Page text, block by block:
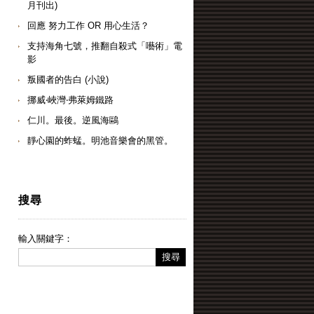
月刊出)
回應 努力工作 OR 用心生活？
支持海角七號，推翻自殺式「囈術」電
影
叛國者的告白 (小說)
挪威‧峽灣‧弗萊姆鐵路
仁川。最後。逆風海鷗
靜心園的蚱蜢。明池音樂會的黑管。
搜尋
輸入關鍵字：
搜尋